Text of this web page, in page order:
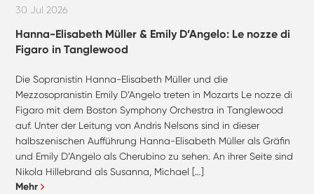
30 Jul 2026
Hanna-Elisabeth Müller & Emily D’Angelo: Le nozze di
Figaro in Tanglewood
Die Sopranistin Hanna-Elisabeth Müller und die
Mezzosopranistin Emily D’Angelo treten in Mozarts Le nozze di
Figaro mit dem Boston Symphony Orchestra in Tanglewood
auf. Unter der Leitung von Andris Nelsons sind in dieser
halbszenischen Aufführung Hanna-Elisabeth Müller als Gräfin
und Emily D’Angelo als Cherubino zu sehen. An ihrer Seite sind
Nikola Hillebrand als Susanna, Michael […]
Mehr